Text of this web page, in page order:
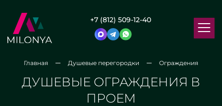
+7 (812) 509-12-40
Главная Душевые перегородки Ограждения
ДУШЕВЫЕ ОГРАЖДЕНИЯ В
ПРОЕМ